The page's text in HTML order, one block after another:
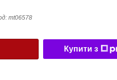
mt06578
Купити з